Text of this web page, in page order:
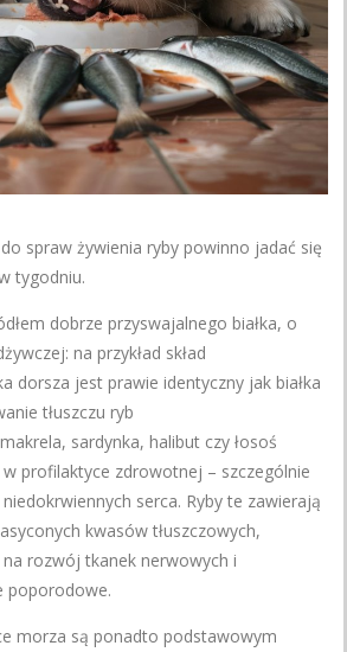
spraw żywienia ryby powinno jadać się
tygodniu.
dobrze przyswajalnego białka, o
na przykład skład
dorsza jest prawie identyczny jak białka
tłuszczu ryb
sardynka, halibut czy łosoś
profilaktyce zdrowotnej – szczególnie
serca. Ryby te zawierają
kwasów tłuszczowych,
rozwój tkanek nerwowych i
poporodowe.
morza są ponadto podstawowym